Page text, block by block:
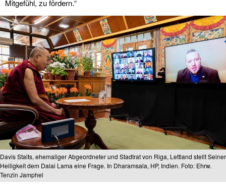
Mitgefühl, zu fördern.“
Davis Stalts, ehemaliger Abgeordneter und Stadtrat von Riga, Lettland stellt Seiner
Heiligkeit dem Dalai Lama eine Frage. In Dharamsala, HP, Indien. Foto: Ehrw.
Tenzin Jamphel